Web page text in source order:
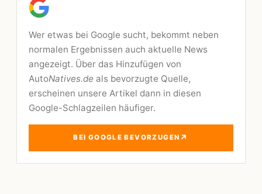
Wer etwas bei Google sucht, bekommt neben
normalen Ergebnissen auch aktuelle News
angezeigt. Über das Hinzufügen von
AutoNatives.de als bevorzugte Quelle,
erscheinen unsere Artikel dann in diesen
Google-Schlagzeilen häufiger.
BEI GOOGLE BEVORZUGEN ↗